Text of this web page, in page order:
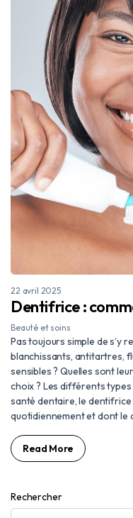
22 avril 2025
Dentifrice :
Beauté et soins
Pas toujours simple de s’y
blanchissants, antitartres,
sensibles ? Quelles sont
choix ? Les différents
santé dentaire, le dentifrice
quotidiennement et dont le
Read More
Rechercher